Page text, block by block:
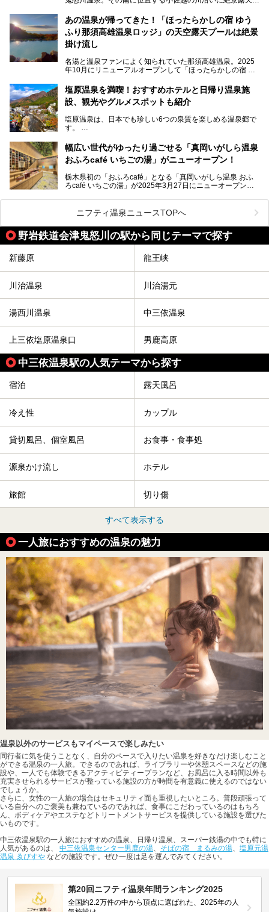
そんな「大江戸温泉物語Premium 鬼怒川観光ホテル」の魅
力を詳しく紹介しちゃいます。
───
提供元：大江戸温泉物語ホテルズ＆リゾーツ株式会社【P
R】
この記事は大江戸温泉物語Premium 鬼怒川観光ホテルのPR
記事です。
こだわりのサウナ、掛け流しの水風呂、天然温泉の露天風
呂、食事処、休憩室など備えて、決して大規模施設ではあり
ませんが、鬼怒川温泉観光の行き帰りに、はたまたサウナで
一日リフレッシュするための目的地に！ぜひオススメしたい
スポットです。時間制限も無いので1人1,500円でひがな一
日サウナや温泉を楽しんでお昼も食べてごろごろできちゃい
ますよ。
あの温泉が帰ってきた！「ほったらかしの宿 ゆう
ふり那須高雄温泉ロッジ」の天空露天プールは絶景
掛け流し
名湯と温泉ファンによく知られていた那須高雄温泉。2025
年10月にリニューアルオープンして「ほったらかしの宿 ゆ
した。
那須湯本の温泉街から少し離れた静かな環境、一軒宿ゆえに
許される露天風呂からの絶景、日帰り入浴や素泊まりで気楽
た。
2名1室利用で1人あたり4,500円～と、思い立ったらすぐに
───
提供元：アイコニア・ホスピタリティ株式会社【PR】
この記事はほったらかしの宿 ゆうふり那須高雄温泉ロッジ
塩原温泉を満喫！おすすめホテルと日帰り温泉施
設、観光やグルメスポットも紹介
塩原温泉は、日本でも珍しい6つの泉質を楽しめる温泉郷で
す。
栃木県の北部にある箒川のほとりに11の温泉地が点在し、
古くから多くの人々から癒やしの場として愛されてきまし
た。
温泉に加えて、豊かな自然を感じられる観光スポットや、こ
こでしか味わえないご当地グルメなど、多彩な魅力がある北
この記事では、塩原温泉の概要や魅力とともに、おすすめの
宿泊施設と観光・グルメスポット、日帰り温泉を順に紹介し
ます。
塩原温泉で、いつもの温泉旅行とは一味違う旅行体験をして
みませんか。
幅広い世代がゆったり過ごせる「真岡いがしら温泉
おふろcafé いちごの湯」がニューオープン！
栃木県初の「おふろcafé」となる「真岡いがしら温泉 おふ
ろcafé いちごの湯」が2025年3月27日にニューオープンす
メインとなる天然温泉のお風呂をはじめ、リラックスエリア
やキッズエリア、カフェレストランなど、施設の隅々までチ
ェックしてきました！
ニフティ温泉ニュースTOPへ
野岩鉄道会津鬼怒川の駅から同じテーマで探す
新藤原 龍王峡
川治温泉 川治湯元
湯西川温泉 中三依温泉
上三依塩原温泉口 男鹿高原
中三依温泉駅の人気テーマから探す
宿泊 露天風呂
冷え性 カップル
貸切風呂、個室風呂 お食事・食事処
源泉かけ流し ホテル
旅館 切り傷
すべて表示する
一人旅におすすめの温泉の魅力
温泉以外のサービスもマイペースで楽しみたい
同行者に気を使うことなく、自分のペースで入りたい温泉を好きなだけ楽しむこと
ができる温泉の一人旅。できるのであれば、ライブラリーや休憩スペースなどの施
設や、一人でも体験できるアクティビティープランなど、お風呂に入る時間以外も
充実させられるサービスが整っている施設の方が時間を有意義に使えるのではない
でしょうか。
さらに、女性の一人旅の場合はセキュリティ面も重視したいところ。普段頑張って
いる自分へのご褒美も兼ねているのであれば、食事にこだわっているのはもちろ
ん、ボディケアやエステなどトリートメントサービスを提供している施設を選びた
いものです。
中三依温泉駅の一人旅におすすめの温泉、日帰り温泉、スーパー銭湯の中でも特に
人気があるのは、 中三依温泉センター男鹿の湯、 そばの宿 まるみの湯、 塩原元湯
温泉 ゑびすや などの施設です。ぜひ一度は足を運んでみてください。
第20回ニフティ温泉年間ランキング2025
全国約2.2万件の中から頂点に選ばれた、2025年の人